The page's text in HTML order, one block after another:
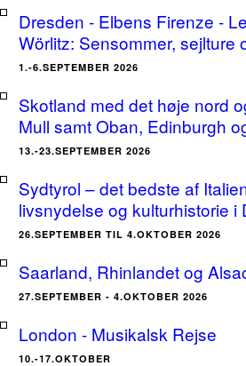
Dresden - Elbens Firenze -
Wörlitz: Sensommer,
1.-6.SEPTEMBER 2026
Skotland med det høje nord
Mull samt Oban, Edinburgh
13.-23.SEPTEMBER 2026
Sydtyrol – det bedste af
livsnydelse og kulturhistorie i
26.SEPTEMBER TIL 4.OKTOBER 2026
Saarland, Rhinlandet og
27.SEPTEMBER - 4.OKTOBER 2026
London - Musikalsk Rejse
10.-17.OKTOBER